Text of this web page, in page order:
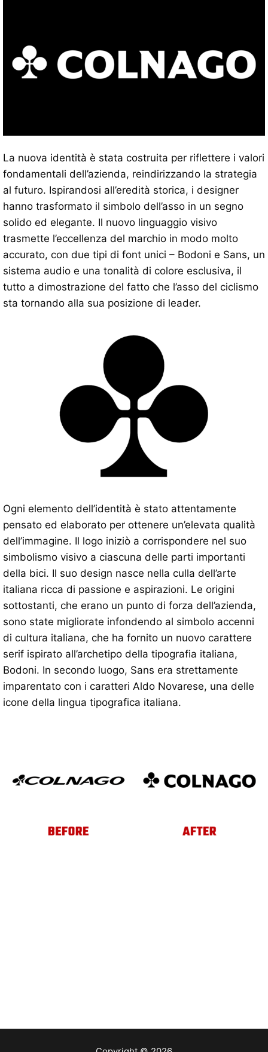
La nuova identità è stata costruita per riflettere i valori
fondamentali dell’azienda, reindirizzando la strategia
al futuro. Ispirandosi all’eredità storica, i designer
hanno trasformato il simbolo dell’asso in un segno
solido ed elegante. Il nuovo linguaggio visivo
trasmette l’eccellenza del marchio in modo molto
accurato, con due tipi di font unici – Bodoni e Sans, un
sistema audio e una tonalità di colore esclusiva, il
tutto a dimostrazione del fatto che l’asso del ciclismo
sta tornando alla sua posizione di leader.
Ogni elemento dell’identità è stato attentamente
pensato ed elaborato per ottenere un’elevata qualità
dell’immagine. Il logo iniziò a corrispondere nel suo
simbolismo visivo a ciascuna delle parti importanti
della bici. Il suo design nasce nella culla dell’arte
italiana ricca di passione e aspirazioni. Le origini
sottostanti, che erano un punto di forza dell’azienda,
sono state migliorate infondendo al simbolo accenni
di cultura italiana, che ha fornito un nuovo carattere
serif ispirato all’archetipo della tipografia italiana,
Bodoni. In secondo luogo, Sans era strettamente
imparentato con i caratteri Aldo Novarese, una delle
icone della lingua tipografica italiana.